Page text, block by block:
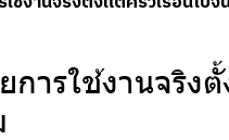
ารใช้งานจริง